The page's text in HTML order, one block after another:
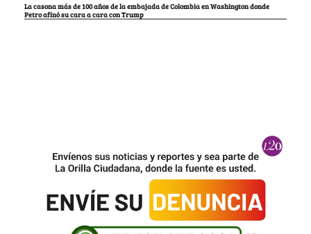
La casona más de 100 años de la embajada de Colombia en Washington donde
Petro afinó su cara a cara con Trump